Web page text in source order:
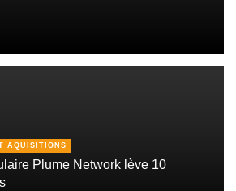
AQUISITIONS
Plume Network lève 10